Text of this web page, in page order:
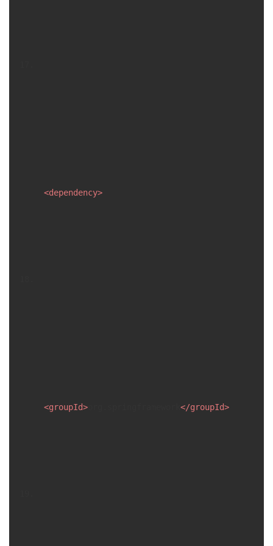
<dependency>
<groupId> </groupId>